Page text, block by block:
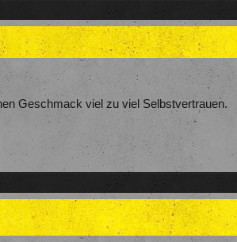
Geschmack viel zu viel Selbstvertrauen.